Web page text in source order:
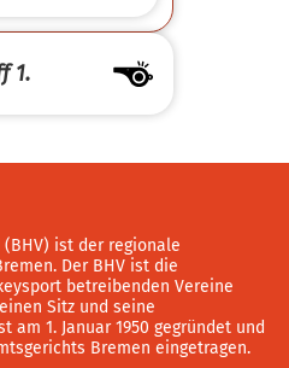
1.
ist der regionale
Der BHV ist die
betreibenden Vereine
Sitz und seine
1. Januar 1950 gegründet und
Bremen eingetragen.